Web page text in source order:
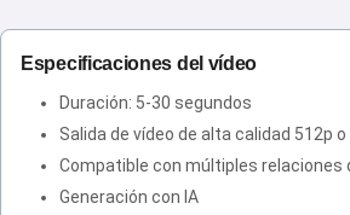
Especificaciones del vídeo
Duración: 5-30 segundos
Salida de vídeo de alta calidad 512p o
Compatible con múltiples relaciones
Generación con IA